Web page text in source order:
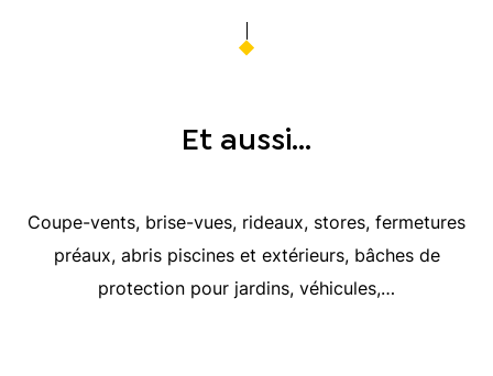
Et aussi…
Coupe-vents, brise-vues, rideaux, stores, fermetures
préaux, abris piscines et extérieurs, bâches de
protection pour jardins, véhicules,…